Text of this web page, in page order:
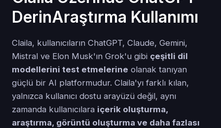
DerinAraştırma Kullanımı
Claila, kullanıcıların ChatGPT, Claude, Gemini,
Mistral ve Elon Musk'ın Grok'u gibi çeşitli dil
modellerini test etmelerine olanak tanıyan
güçlü bir AI platformudur. Claila'yı farklı kılan,
yalnızca kullanıcı dostu arayüzü değil, aynı
zamanda kullanıcılara içerik oluşturma,
araştırma, görüntü oluşturma ve daha fazlası